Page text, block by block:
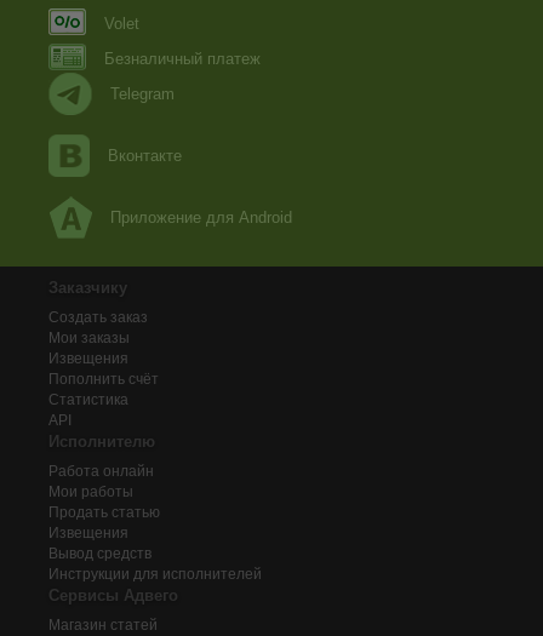
Volet
Безналичный платеж
Telegram
Вконтакте
Приложение для Android
Заказчику
Создать заказ
Мои заказы
Извещения
Пополнить счёт
Статистика
API
Исполнителю
Работа онлайн
Мои работы
Продать статью
Извещения
Вывод средств
Инструкции для исполнителей
Сервисы Адвего
Магазин статей